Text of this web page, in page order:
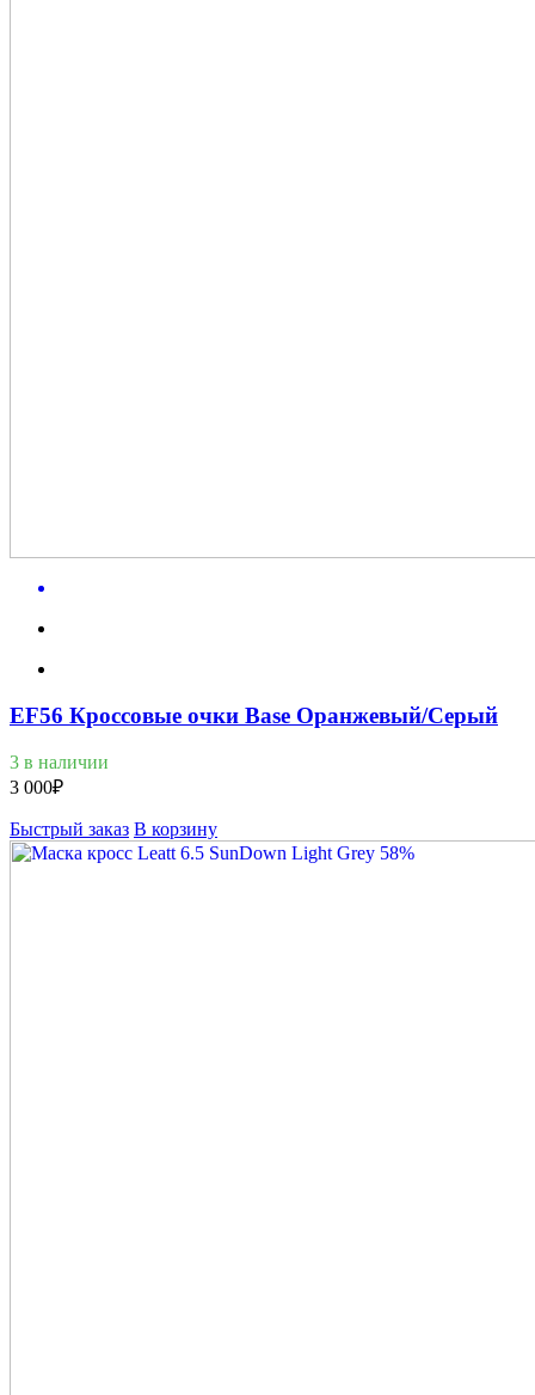
EF56 Кроссовые очки Base Оранжевый/Серый
3 в наличии
3 000₽
Быстрый заказ В корзину